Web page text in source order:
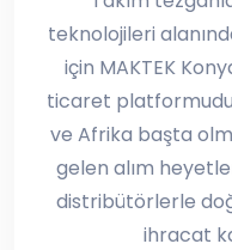
teknolojileri
için MAKTEK
ticaret
ve Afrika başta
gelen alım
distribütörlerle
ihracat